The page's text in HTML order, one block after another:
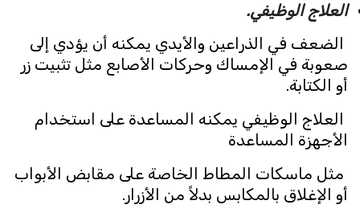
العلاج الوظيفي.
الضعف في الذراعين والأيدي يمكنه أن يؤدي إلى
صعوبة في الإمساك وحركات الأصابع مثل تثبيت زر
أو الكتابة.
العلاج الوظيفي يمكنه المساعدة على استخدام
الأجهزة المساعدة
مثل ماسكات المطاط الخاصة على مقابض الأبواب
أو الإغلاق بالمكابس بدلاً من الأزرار.